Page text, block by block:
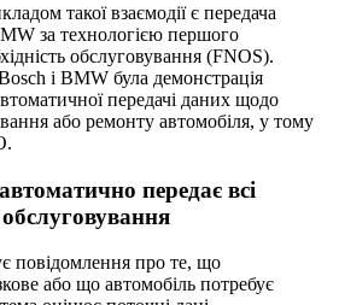
такої взаємодії є передача
за технологією першого
обслуговування (FNOS).
і BMW була демонстрація
передачі даних щодо
або ремонту автомобіля, у тому
передає всі
обслуговування
повідомлення про те, що
або що автомобіль потребує